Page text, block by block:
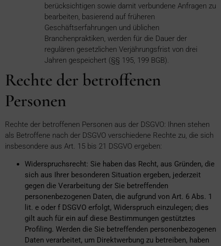
berücksichtigen sowie damit verbundene Anfragen zu
bearbeiten, basierend auf früheren
Geschäftserfahrungen und üblichen
Branchenpraktiken, werden für die Dauer der
regulären gesetzlichen Verjährungsfrist von drei
Jahren gespeichert (§§ 195, 199 BGB).
Rechte der betroffenen
Personen
Rechte der betroffenen Personen aus der DSGVO: Ihnen stehen
als Betroffene nach der DSGVO verschiedene Rechte zu, die sich
insbesondere aus Art. 15 bis 21 DSGVO ergeben:
Widerspruchsrecht: Sie haben das Recht, aus Gründen, die
sich aus Ihrer besonderen Situation ergeben, jederzeit
gegen die Verarbeitung der Sie betreffenden
personenbezogenen Daten, die aufgrund von Art. 6 Abs. 1
lit. e oder f DSGVO erfolgt, Widerspruch einzulegen; dies
gilt auch für ein auf diese Bestimmungen gestütztes
Profiling. Werden die Sie betreffenden personenbezogenen
Daten verarbeitet, um Direktwerbung zu betreiben, haben